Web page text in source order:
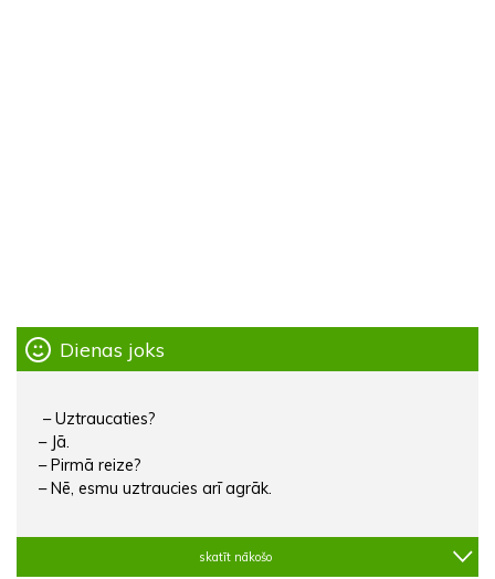
Dienas joks
– Uztraucaties?
– Jā.
– Pirmā reize?
– Nē, esmu uztraucies arī agrāk.
skatīt nākošo